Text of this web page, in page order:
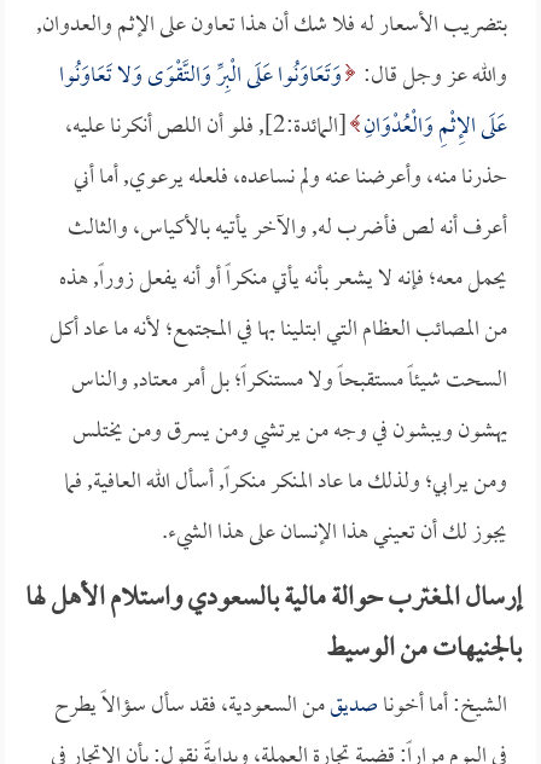
بتضريب الأسعار له فلا شك أن هذا تعاون على الإثم والعدوان,
والله عز وجل قال: وَتَعَاوَنُوا عَلَى الْبِرِّ وَالتَّقْوَى وَلا تَعَاوَنُوا
عَلَى الإِثْمِ وَالْعُدْوَانِ
[المائدة:2], فلو أن اللص أنكرنا عليه،
حذرنا منه، وأعرضنا عنه ولم نساعده، فلعله يرعوي, أما أني
أعرف أنه لص فأضرب له, والآخر يأتيه بالأكياس، والثالث
يحمل معه؛ فإنه لا يشعر بأنه يأتي منكراً أو أنه يفعل زوراً, هذه
من المصائب العظام التي ابتلينا بها في المجتمع؛ لأنه ما عاد أكل
السحت شيئاً مستقبحاً ولا مستنكراً؛ بل أمر معتاد, والناس
يهشون ويبشون في وجه من يرتشي ومن يسرق ومن يختلس
ومن يرابي؛ ولذلك ما عاد المنكر منكراً, أسأل الله العافية, فما
يجوز لك أن تعيني هذا الإنسان على هذا الشيء.
إرسال المغترب حوالة مالية بالسعودي واستلام الأهل لها
بالجنيهات من الوسيط
الشيخ: أما أخوناصديقمن السعودية، فقد سأل سؤالاً يطرح